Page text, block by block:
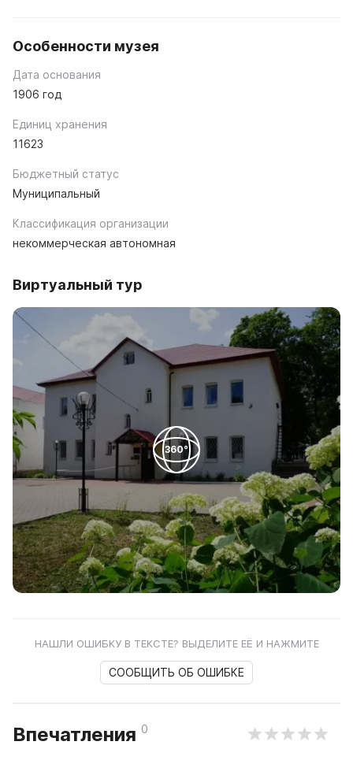
Особенности музея
Дата основания
1906 год
Единиц хранения
11623
Бюджетный статус
Муниципальный
Классификация организации
некоммерческая автономная
Виртуальный тур
360°
НАШЛИ ОШИБКУ В ТЕКСТЕ? ВЫДЕЛИТЕ ЕЁ И НАЖМИТЕ
СООБЩИТЬ ОБ ОШИБКЕ
Впечатления 0